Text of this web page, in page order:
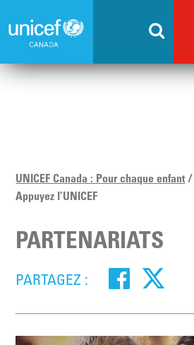
to
content
UNICEF Canada : Pour chaque enfant
Appuyez l’UNICEF
PARTENARIATS
PARTAGEZ :